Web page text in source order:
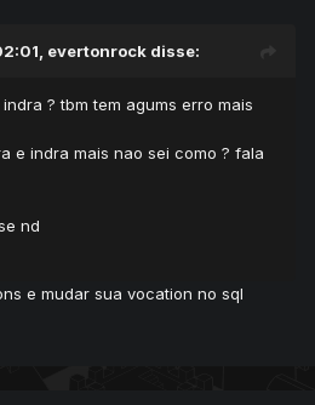
evertonrock disse:
? tbm tem agums erro mais
e indra mais nao sei como ? fala
nd
e mudar sua vocation no sql